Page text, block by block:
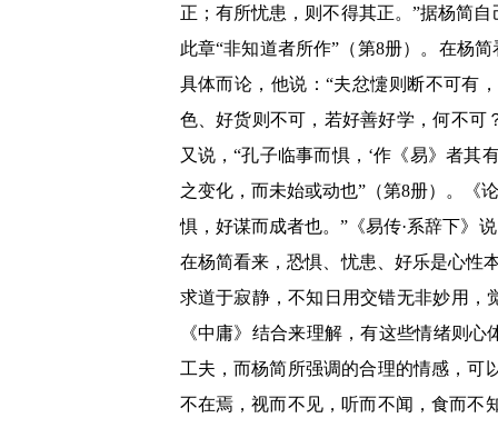
正；有所忧患，则不得其正。”据杨简
此章“非知道者所作”（第8册）。在杨
具体而论，他说：“夫忿懥则断不可有
色、好货则不可，若好善好学，何不可
又说，“孔子临事而惧，‘作《易》者其
之变化，而未始或动也”（第8册）。《
惧，好谋而成者也。”《易传·系辞下》
在杨简看来，恐惧、忧患、好乐是心性
求道于寂静，不知日用交错无非妙用，
《中庸》结合来理解，有这些情绪则
工夫，而杨简所强调的合理的情感，可
不在焉，视而不见，听而不闻，食而不